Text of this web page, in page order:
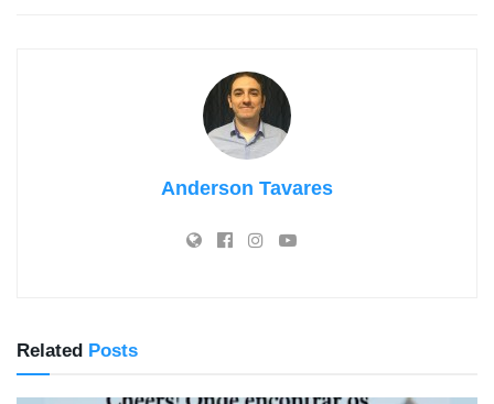
Anderson Tavares
Related Posts